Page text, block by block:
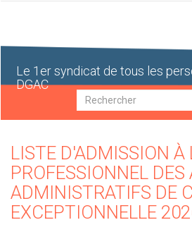
Le 1er syndicat de tous les
DGAC
Recherche
LISTE D'ADMISSION À
PROFESSIONNEL
ADMINISTRATIFS DE
EXCEPTIONNELLE